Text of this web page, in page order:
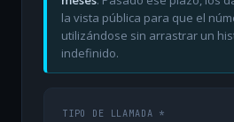
la vista pública para que el
utilizándose sin arrastrar un
indefinido.
TIPO DE LLAMADA *